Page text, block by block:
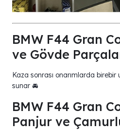
BMW F44 Gran
ve Gövde
Kaza sonrası onarımlarda
sunar 🚘
BMW F44 Gran
Panjur ve